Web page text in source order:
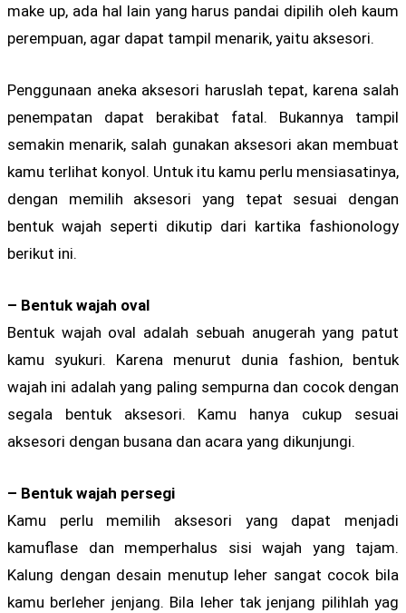
make up, ada hal lain yang harus pandai dipilih oleh kaum
perempuan, agar dapat tampil menarik, yaitu aksesori.
Penggunaan aneka aksesori haruslah tepat, karena salah
penempatan dapat berakibat fatal. Bukannya tampil
semakin menarik, salah gunakan aksesori akan membuat
kamu terlihat konyol. Untuk itu kamu perlu mensiasatinya,
dengan memilih aksesori yang tepat sesuai dengan
bentuk wajah seperti dikutip dari kartika fashionology
berikut ini.
– Bentuk wajah oval
Bentuk wajah oval adalah sebuah anugerah yang patut
kamu syukuri. Karena menurut dunia fashion, bentuk
wajah ini adalah yang paling sempurna dan cocok dengan
segala bentuk aksesori. Kamu hanya cukup sesuai
aksesori dengan busana dan acara yang dikunjungi.
– Bentuk wajah persegi
Kamu perlu memilih aksesori yang dapat menjadi
kamuflase dan memperhalus sisi wajah yang tajam.
Kalung dengan desain menutup leher sangat cocok bila
kamu berleher jenjang. Bila leher tak jenjang pilihlah yag